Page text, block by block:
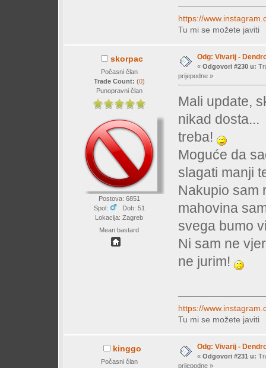
https://
Tu mi se možete javiti
skorpac
Počasni član
Trade Count: (0)
Punopravni član
Postova: 6851
Spol:
Dob: 51
Lokacija: Zagreb
Mean bastard
Odg: Vivarij -
« Odgovori #230 u:
prijepodne »
Mali update,
nikad dosta...
treba!
Moguće da
slagati manji
Nakupio sam
mahovina
svega bumo
Ni sam ne
ne jurim!
https://
Tu mi se možete javiti
kinggo
Počasni član
Odg: Vivarij -
« Odgovori #231 u:
prijepodne »